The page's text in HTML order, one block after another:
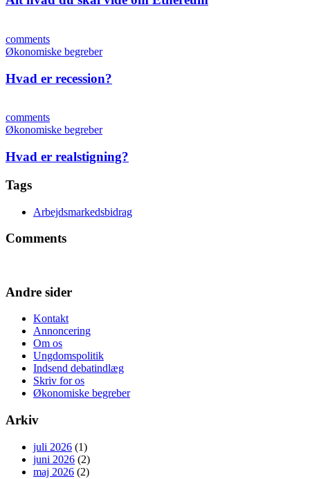
comments
Økonomiske begreber
Hvad er recession?
comments
Økonomiske begreber
Hvad er realstigning?
Tags
Arbejdsmarkedsbidrag
Comments
Andre sider
Kontakt
Annoncering
Om os
Ungdomspolitik
Indsend debatindlæg
Skriv for os
Økonomiske begreber
Arkiv
juli 2026 (1)
juni 2026 (2)
maj 2026 (2)